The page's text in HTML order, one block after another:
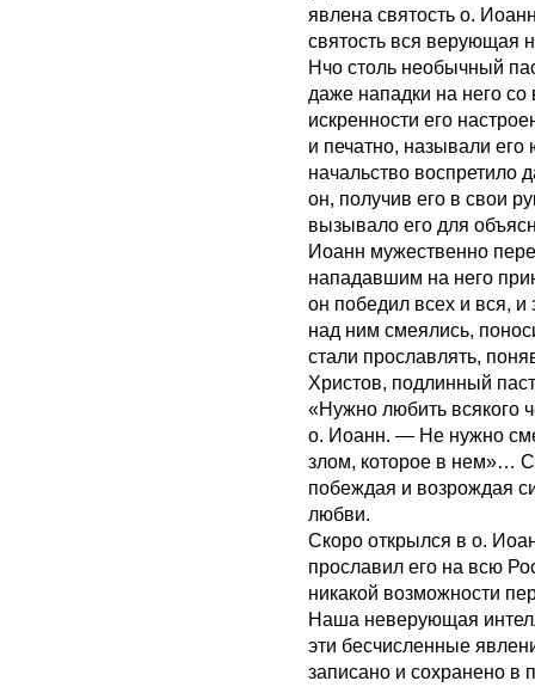
явлена святость о.
святость вся верующая
Нчо столь необычный
даже нападки на него со
искренности его
и печатно, называли
начальство воспретило
он, получив его в свои
вызывало его для
Иоанн мужественно
нападавшим на него
он победил всех и вся,
над ним смеялись,
стали прославлять,
Христов, подлинный
«Нужно любить всякого
о. Иоанн. — Не нужно
злом, которое в нем»…
побеждая и возрождая
любви.
Скоро открылся в о.
прославил его на всю
никакой возможности
Наша неверующая
эти бесчисленные
записано и сохранено в